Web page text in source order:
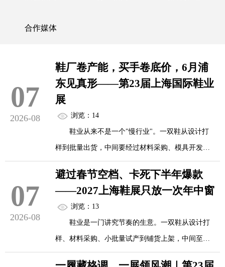
合作媒体
07
2026-08
鞋厂卷产能，买手卷底价，6月浦
东见真形——第23届上海国际鞋业
展
浏览：14
鞋业从来不是一个"慢行业"。一双鞋从设计打
样到批量出货，中间要经过材料采购、模具开发、
小批量试产、品质确认、物流铺货等多个环节，任
何一个节点的延误都可能错过整季的销售窗口。
在这个高度依赖节奏和效率的行业里，"卷"早
已不是新鲜事——鞋厂卷产能，拼的是谁能更快交
付、更稳品控、更低成本；买手卷底价，比的是谁
能拿到源头工厂的一手报价、谁能在同质化产品中
07
2026-08
避过春节空档、卡死下半年爆款
——2027上海鞋展只放一次年中窗
浏览：13
鞋业是一门讲究节奏的生意。一双鞋从设计打
样、材料采购、小批量试产到铺货上架，中间至少
需要三到四个月的周期。这意味着，谁能在最关键